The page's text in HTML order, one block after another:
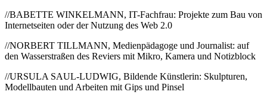
//BABETTE WINKELMANN, IT-Fachfrau: Projekte zum Bau von
Internetseiten oder der Nutzung des Web 2.0
//NORBERT TILLMANN, Medienpädagoge und Journalist: auf
den Wasserstraßen des Reviers mit Mikro, Kamera und Notizblock
//URSULA SAUL-LUDWIG, Bildende Künstlerin: Skulpturen,
Modellbauten und Arbeiten mit Gips und Pinsel